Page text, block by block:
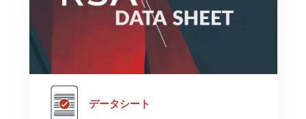
データシート